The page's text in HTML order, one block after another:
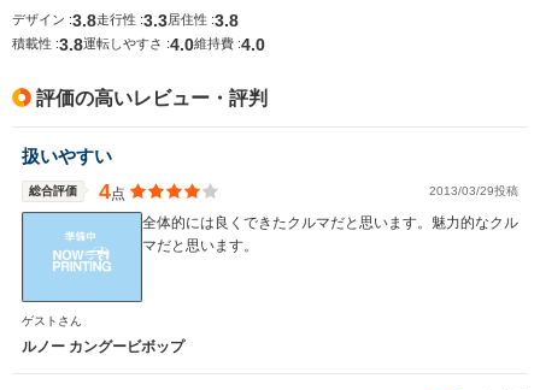
デザイン :3.8走行性 :3.3居住性 :3.8
積載性 :3.8運転しやすさ :4.0維持費 :4.0
評価の高いレビュー・評判
扱いやすい
総合評価 4点 2013/03/29投稿
全体的には良くできたクルマだと思います。魅力的なクル
マだと思います。
ゲストさん
ルノー カングービボップ